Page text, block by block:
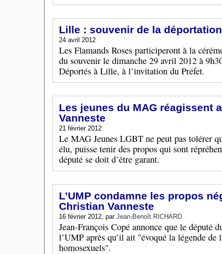
Lille : souvenir de la
24 avril 2012
Les Flamands Roses participeront à la
du souvenir le dimanche 29 avril 2012 à
Déportés à Lille, à l’invitation du Préfet.
Les jeunes du MAG réagissent
Vanneste
21 février 2012
Le MAG Jeunes LGBT ne peut pas tolérer
élu, puisse tenir des propos qui sont
député se doit d’être garant.
L’UMP condamne les propos
Christian Vanneste
16 février 2012, par Jean-Benoît RICHARD
Jean-François Copé annonce que le député
l’UMP après qu’il ait "évoqué la légende de
homosexuels".